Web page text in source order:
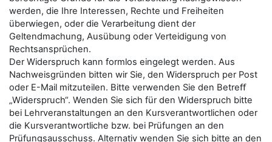
werden, die Ihre Interessen, Rechte und Freiheiten
überwiegen, oder die Verarbeitung dient der
Geltendmachung, Ausübung oder Verteidigung von
Rechtsansprüchen.
Der Widerspruch kann formlos eingelegt werden. Aus
Nachweisgründen bitten wir Sie, den Widerspruch per Post
oder E-Mail mitzuteilen. Bitte verwenden Sie den Betreﬀ
„Widerspruch“. Wenden Sie sich für den Widerspruch bitte
bei Lehrveranstaltungen an den Kursverantwortlichen oder
die Kursverantwortliche bzw. bei Prüfungen an den
Prüfungsausschuss. Alternativ wenden Sie sich bitte an den